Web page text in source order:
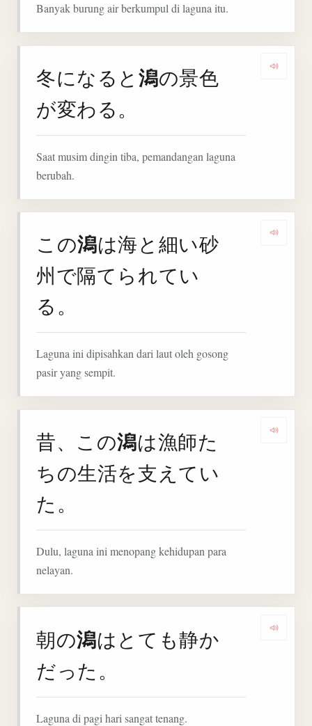
Banyak burung air berkumpul di laguna itu.
冬になると 潟の景色
が変わる。
Saat musim dingin tiba, pemandangan laguna
berubah.
この潟は海と細い砂
州で隔てられてい
る。
Laguna ini dipisahkan dari laut oleh gosong
pasir yang sempit.
昔、この潟は漁師た
ちの生活を支えてい
た。
Dulu, laguna ini menopang kehidupan para
nelayan.
朝の潟はとても静か
だった。
Laguna di pagi hari sangat tenang.